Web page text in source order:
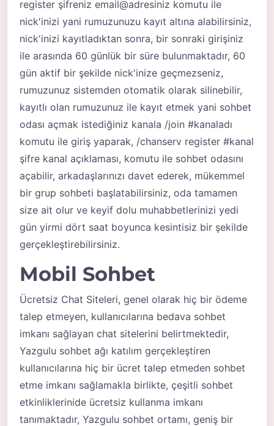
register şifreniz email@adresiniz komutu ile
nick'inizi yani rumuzunuzu kayıt altına alabilirsiniz,
nick'inizi kayıtladıktan sonra, bir sonraki girişiniz
ile arasında 60 günlük bir süre bulunmaktadır, 60
gün aktif bir şekilde nick'inize geçmezseniz,
rumuzunuz sistemden otomatik olarak silinebilir,
kayıtlı olan rumuzunuz ile kayıt etmek yani sohbet
odası açmak istediğiniz kanala /join #kanaladı
komutu ile giriş yaparak, /chanserv register #kanal
şifre kanal açıklaması, komutu ile sohbet odasını
açabilir, arkadaşlarınızı davet ederek, mükemmel
bir grup sohbeti başlatabilirsiniz, oda tamamen
size ait olur ve keyif dolu muhabbetlerinizi yedi
gün yirmi dört saat boyunca kesintisiz bir şekilde
gerçekleştirebilirsiniz.
Mobil Sohbet
Ücretsiz Chat Siteleri, genel olarak hiç bir ödeme
talep etmeyen, kullanıcılarına bedava sohbet
imkanı sağlayan chat sitelerini belirtmektedir,
Yazgulu sohbet ağı katılım gerçekleştiren
kullanıcılarına hiç bir ücret talep etmeden sohbet
etme imkanı sağlamakla birlikte, çeşitli sohbet
etkinliklerinide ücretsiz kullanma imkanı
tanımaktadır, Yazgulu sohbet ortamı, geniş bir